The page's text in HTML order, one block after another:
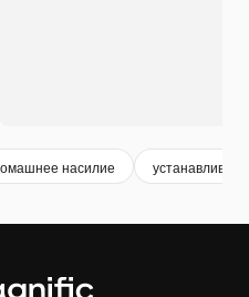
насилие устанавливать